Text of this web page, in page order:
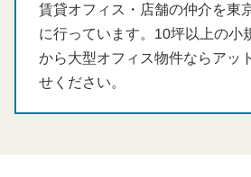
賃貸オフィス・店舗の仲介を東
に行っています。10坪以上の小
から大型オフィス物件ならアッ
せください。